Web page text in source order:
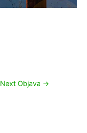
Next Objava →